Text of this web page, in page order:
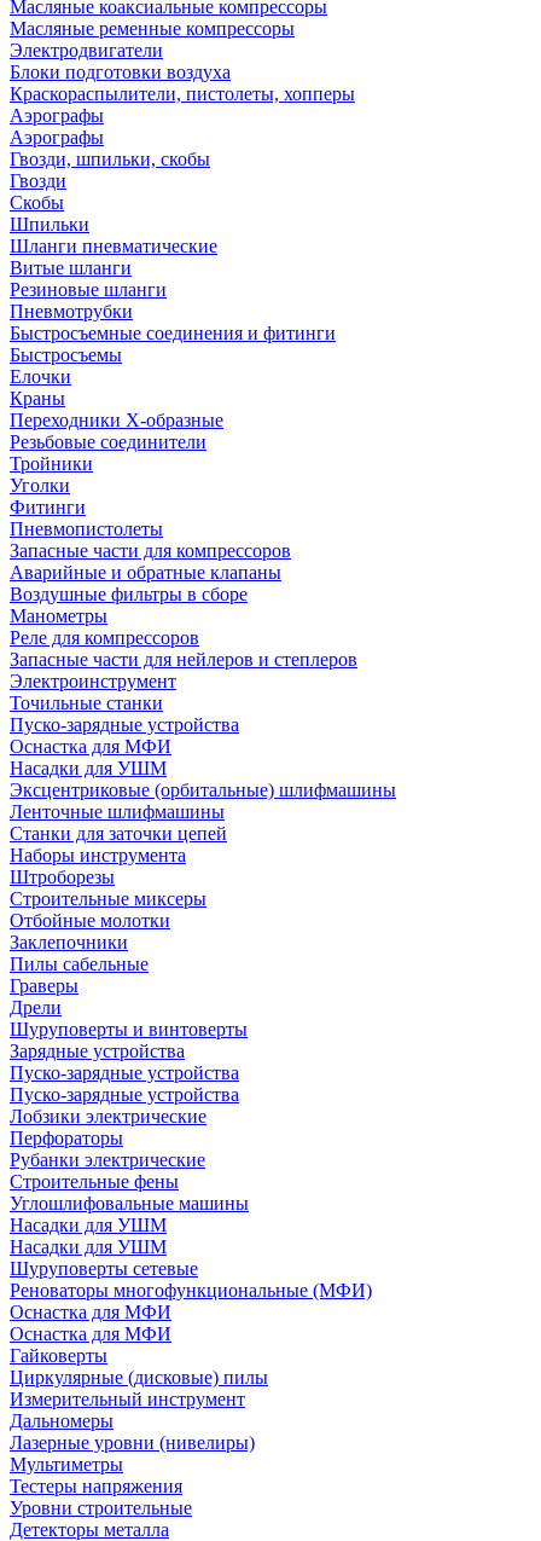
Масляные коаксиальные компрессоры
Масляные ременные компрессоры
Электродвигатели
Блоки подготовки воздуха
Краскораспылители, пистолеты, хопперы
Аэрографы
Аэрографы
Гвозди, шпильки, скобы
Гвозди
Скобы
Шпильки
Шланги пневматические
Витые шланги
Резиновые шланги
Пневмотрубки
Быстросъемные соединения и фитинги
Быстросъемы
Елочки
Краны
Переходники Х-образные
Резьбовые соединители
Тройники
Уголки
Фитинги
Пневмопистолеты
Запасные части для компрессоров
Аварийные и обратные клапаны
Воздушные фильтры в сборе
Манометры
Реле для компрессоров
Запасные части для нейлеров и степлеров
Электроинструмент
Точильные станки
Пуско-зарядные устройства
Оснастка для МФИ
Насадки для УШМ
Эксцентриковые (орбитальные) шлифмашины
Ленточные шлифмашины
Станки для заточки цепей
Наборы инструмента
Штроборезы
Строительные миксеры
Отбойные молотки
Заклепочники
Пилы сабельные
Граверы
Дрели
Шуруповерты и винтоверты
Зарядные устройства
Пуско-зарядные устройства
Пуско-зарядные устройства
Лобзики электрические
Перфораторы
Рубанки электрические
Строительные фены
Углошлифовальные машины
Насадки для УШМ
Насадки для УШМ
Шуруповерты сетевые
Реноваторы многофункциональные (МФИ)
Оснастка для МФИ
Оснастка для МФИ
Гайковерты
Циркулярные (дисковые) пилы
Измерительный инструмент
Дальномеры
Лазерные уровни (нивелиры)
Мультиметры
Тестеры напряжения
Уровни строительные
Детекторы металла